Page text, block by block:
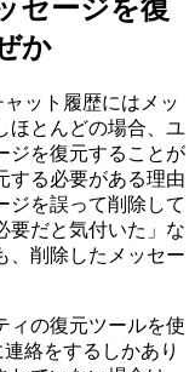
セージを復
か
ット履歴にはメッ
ほとんどの場合、ユ
ジを復元することが
する必要がある理由
ジを誤って削除して
要だと気付いた」な
、削除したメッセー
ィの復元ツールを使
絡をするしかあり